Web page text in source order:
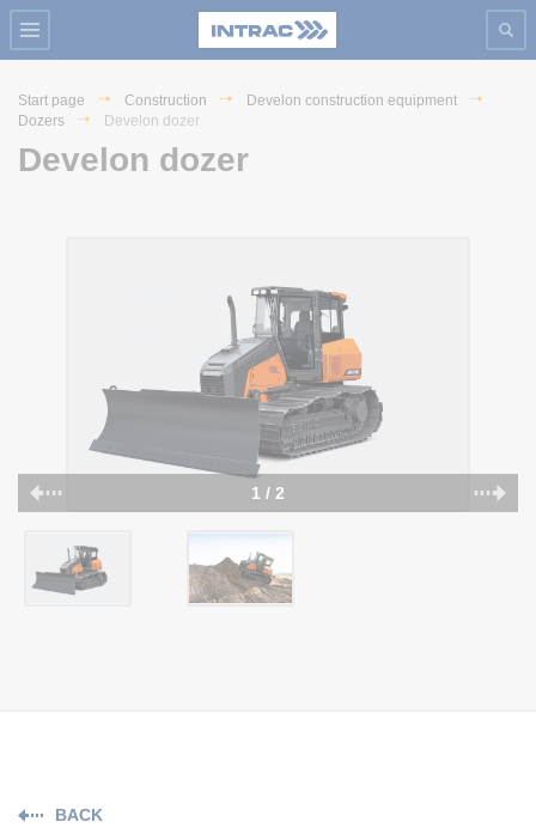
Start page Construction
Develon construction equipment
Dozers
Develon dozer
Develon dozer
1 / 2
BACK